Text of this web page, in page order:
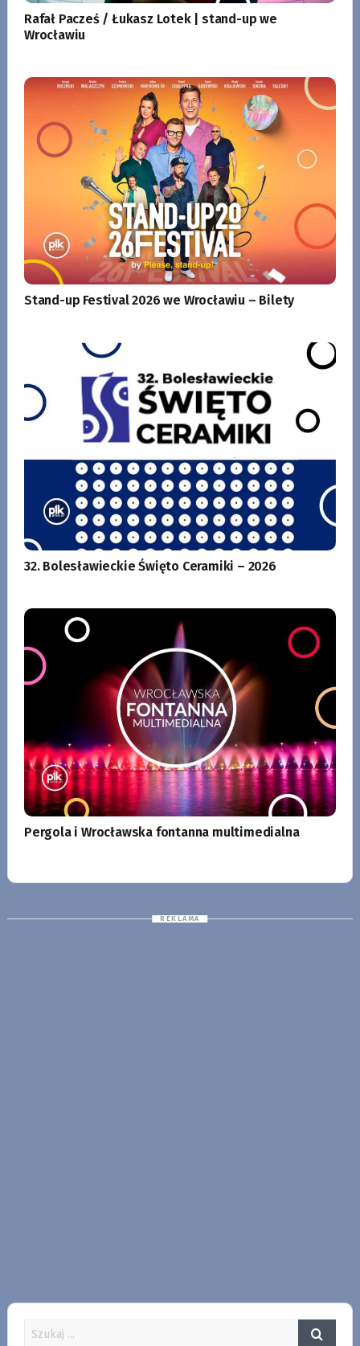
Rafał Pacześ / Łukasz Lotek | stand-up we
Wrocławiu
Stand-up Festival 2026 we Wrocławiu – Bilety
32. Bolesławieckie Święto Ceramiki – 2026
Pergola i Wrocławska fontanna multimedialna